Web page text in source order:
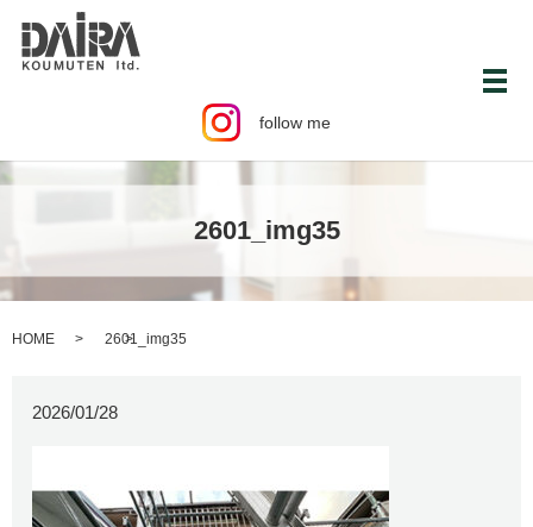
follow me
メ
2601_img35
HOME 2601_img35
2026/01/28